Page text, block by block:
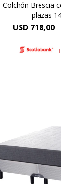
Colchón Brescia
plazas
USD 718,00
Espuma
Altura de colchón
la suma del
Alta
Resistencia